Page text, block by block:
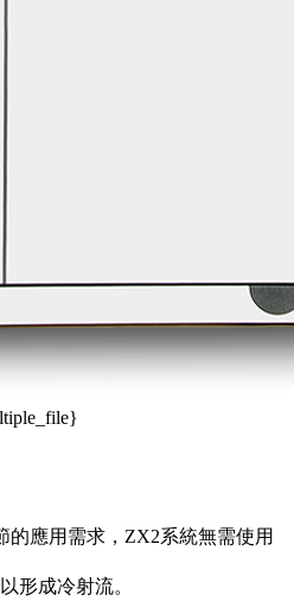
的應用需求，ZX2系統無需使用
形成冷射流。